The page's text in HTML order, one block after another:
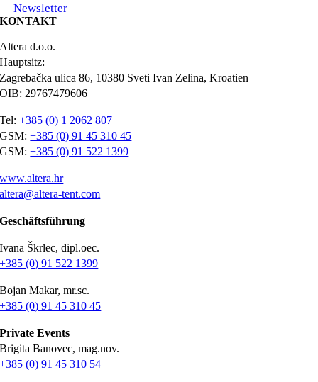
Newsletter
KONTAKT
Altera d.o.o.
Hauptsitz:
Zagrebačka ulica 86, 10380 Sveti Ivan Zelina, Kroatien
OIB: 29767479606
Tel:+385 (0) 1 2062 807
GSM:+385 (0) 91 45 310 45
GSM:+385 (0) 91 522 1399
www.altera.hr
altera@altera-tent.com
Geschäftsführung
Ivana Škrlec, dipl.oec.
+385 (0) 91 522 1399
Bojan Makar, mr.sc.
+385 (0) 91 45 310 45
Private Events
Brigita Banovec, mag.nov.
+385 (0) 91 45 310 54